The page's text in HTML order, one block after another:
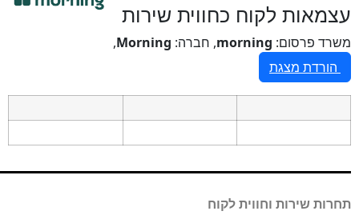
עצמאות לקוח כחווית שירות
משרד פרסום:morning, חברה:Morning
,
הורדת מצגת
תחרות שירות וחווית לקוח